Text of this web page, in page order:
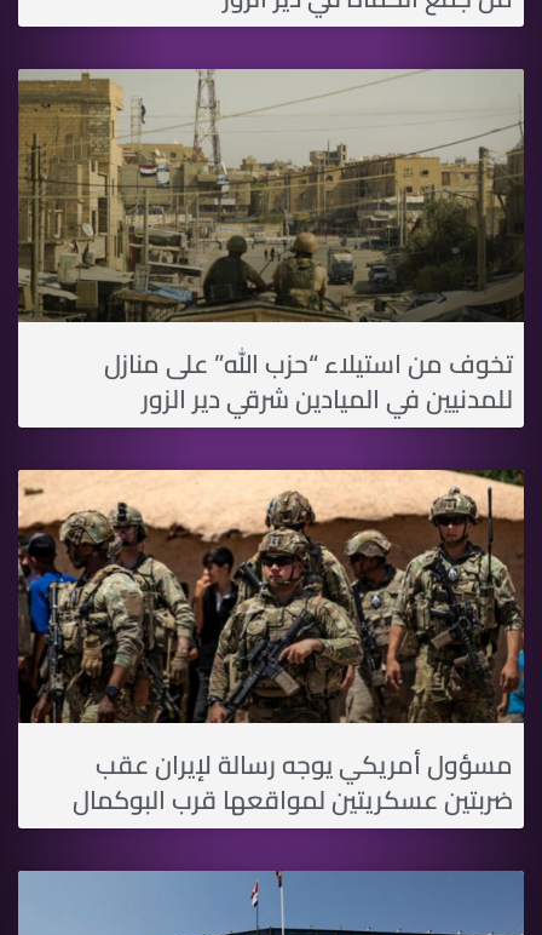
تخوف من استيلاء “حزب الله” على منازل
للمدنيين في الميادين شرقي دير الزور
مسؤول أمريكي يوجه رسالة ﻹيران عقب
ضربتين عسكريتين لمواقعها قرب البوكمال